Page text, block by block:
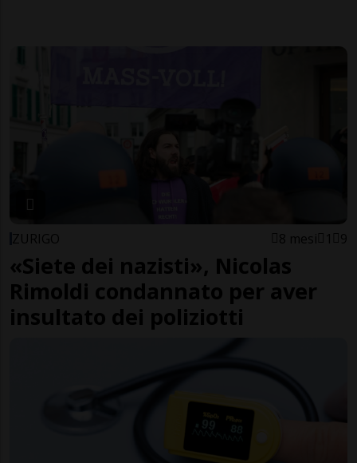
ZURIGO 8 mesi 1 9
«Siete dei nazisti», Nicolas
Rimoldi condannato per aver
insultato dei poliziotti